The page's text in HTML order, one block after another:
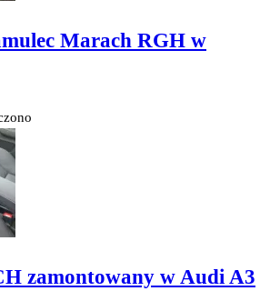
Marach RGH w
zamontowany w Audi A3